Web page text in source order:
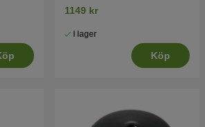
och reservdelslista till
sprängskiss och reservdelslista till
TWIN 2007-04 (96041006200)
2008-11 (96041006201)
1149 kr
I lager
Köp